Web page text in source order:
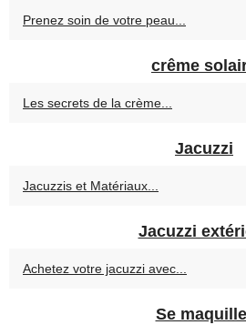
Prenez soin de votre peau...
crême
Les secrets de la crème...
Jacuzzi
Jacuzzis et Matériaux...
Jacuzzi
Achetez votre jacuzzi avec...
Se